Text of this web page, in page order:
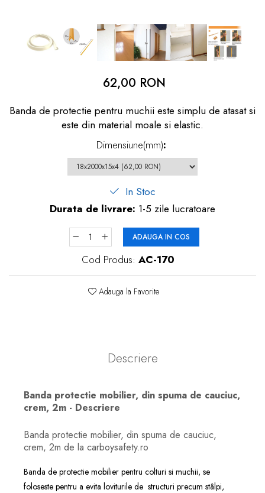
Produse îngrijire copii
Igiena copii
62,00 RON
Banda de protectie pentru muchii este simplu de atasat si
este din material moale si elastic.
Dimensiune(mm):
In Stoc
Durata de livrare: 1-5 zile lucratoare
ADAUGA IN COS
Cod Produs: AC-170
Adauga la Favorite
Descriere
Banda protectie mobilier, din spuma de cauciuc,
crem, 2m - Descriere
Banda protectie mobilier, din spuma de cauciuc,
crem, 2m de la carboysafety.ro
Banda de protectie mobilier pentru colturi si muchii, se
foloseste pentru a evita loviturile de structuri precum stâlpi,